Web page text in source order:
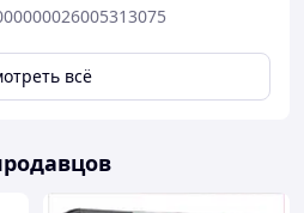
компании LEO
завозится в Украину
всё